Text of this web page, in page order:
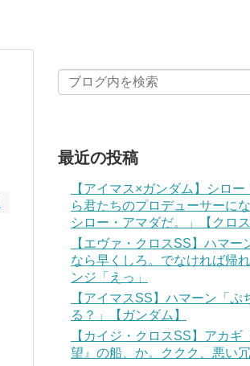
最近の投稿
【アイマス×ガンダム】シロー
ら君たちのプロデューサーにな
シロー・アマダだ。」【クロス
【エヴァ・クロスSS】ハマー
なら早くしろ。でなければ帰
ンジ「えっ」
【アイマスSS】ハマーン「ぷ
る？」【ガンダム】
【カイジ・クロスSS】アカギ
望』の船、か。ククク、悪い冗